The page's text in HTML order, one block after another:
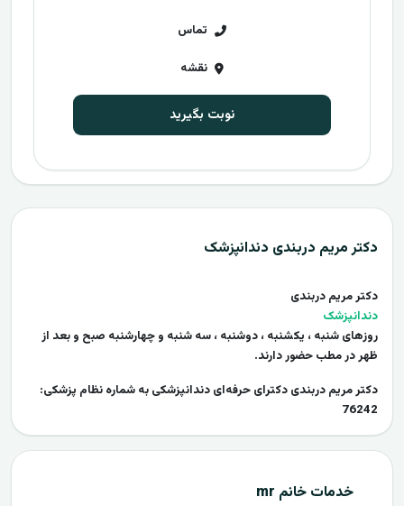
تماس
نقشه
نوبت بگیرید
دکتر مریم دربندی دندانپزشک
دکتر مریم دربندی
دندانپزشک
روزهای شنبه ، یکشنبه ، دوشنبه ، سه شنبه و چهارشنبه صبح و بعد از
ظهر در مطب حضور دارند.
دکتر مریم دربندی دکترای حرفه‌ای دندانپزشکی به شماره نظام پزشکی:
76242
خدمات خانم mr